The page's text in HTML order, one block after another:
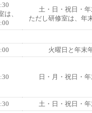
は、
土・日・祝日・
ただし研修室は、年
火曜日と年末
日・月・祝日・
土・日・祝日・